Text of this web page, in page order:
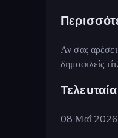
Αν σας
δημοφιλείς
08 Μαΐ 2026